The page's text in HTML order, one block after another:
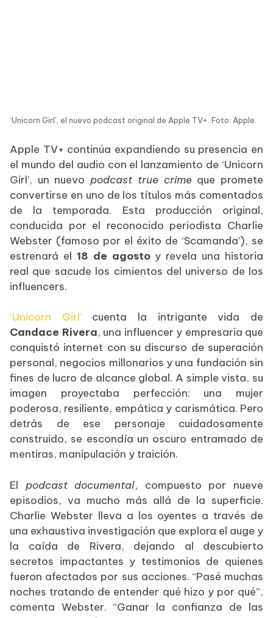
‘Unicorn Girl’, el nuevo podcast original de Apple TV+. Foto: Apple.
Apple TV+ continúa expandiendo su presencia en
el mundo del audio con el lanzamiento de ‘Unicorn
Girl’, un nuevopodcast true crimeque promete
convertirse en uno de los títulos más comentados
de la temporada. Esta producción original,
conducida por el reconocido periodista Charlie
Webster (famoso por el éxito de ‘Scamanda’), se
estrenará el 18 de agostoy revela una historia
real que sacude los cimientos del universo de los
influencers.
‘Unicorn Girl’cuenta la intrigante vida de
Candace Rivera, una influencer y empresaria que
conquistó internet con su discurso de superación
personal, negocios millonarios y una fundación sin
fines de lucro de alcance global. A simple vista, su
imagen proyectaba perfección: una mujer
poderosa, resiliente, empática y carismática. Pero
detrás de ese personaje cuidadosamente
construido, se escondía un oscuro entramado de
mentiras, manipulación y traición.
El podcast documental, compuesto por nueve
episodios, va mucho más allá de la superficie.
Charlie Webster lleva a los oyentes a través de
una exhaustiva investigación que explora el auge y
la caída de Rivera, dejando al descubierto
secretos impactantes y testimonios de quienes
fueron afectados por sus acciones. “Pasé muchas
noches tratando de entender qué hizo y por qué”,
comenta Webster. “Ganar la confianza de las